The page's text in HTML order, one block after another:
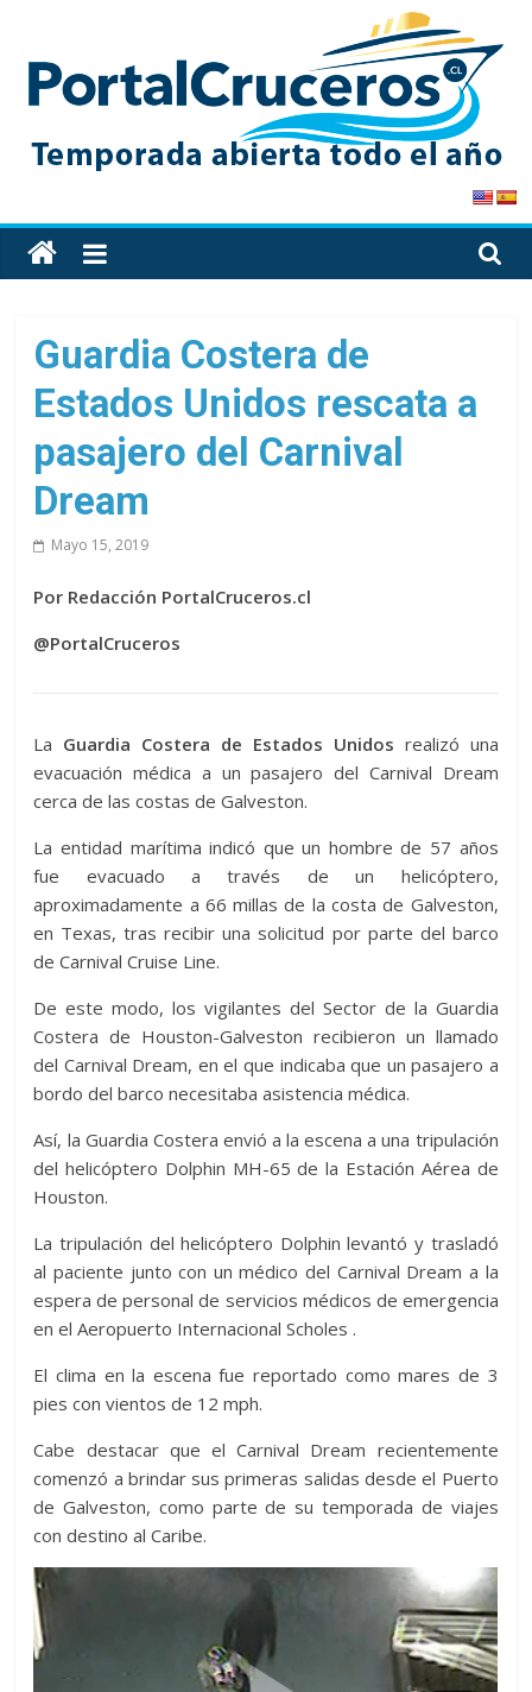
content
PortalCruceros
Toda
la
cruceros
en
un
solo
sitio
Guardia Costera de
Estados Unidos rescata a
pasajero del Carnival
Dream
Mayo 15, 2019
Por Redacción PortalCruceros.cl
@PortalCruceros
La Guardia Costera de Estados Unidos realizó una
evacuación médica a un pasajero del Carnival Dream
cerca de las costas de Galveston.
La entidad marítima indicó que un hombre de 57 años
fue evacuado a través de un helicóptero,
aproximadamente a 66 millas de la costa de Galveston,
en Texas, tras recibir una solicitud por parte del barco
de Carnival Cruise Line.
De este modo, los vigilantes del Sector de la Guardia
Costera de Houston-Galveston recibieron un llamado
del Carnival Dream, en el que indicaba que un pasajero a
bordo del barco necesitaba asistencia médica.
Así, la Guardia Costera envió a la escena a una tripulación
del helicóptero Dolphin MH-65 de la Estación Aérea de
Houston.
La tripulación del helicóptero Dolphin levantó y trasladó
al paciente junto con un médico del Carnival Dream a la
espera de personal de servicios médicos de emergencia
en el Aeropuerto Internacional Scholes .
El clima en la escena fue reportado como mares de 3
pies con vientos de 12 mph.
Cabe destacar que el Carnival Dream recientemente
comenzó a brindar sus primeras salidas desde el Puerto
de Galveston, como parte de su temporada de viajes
con destino al Caribe.